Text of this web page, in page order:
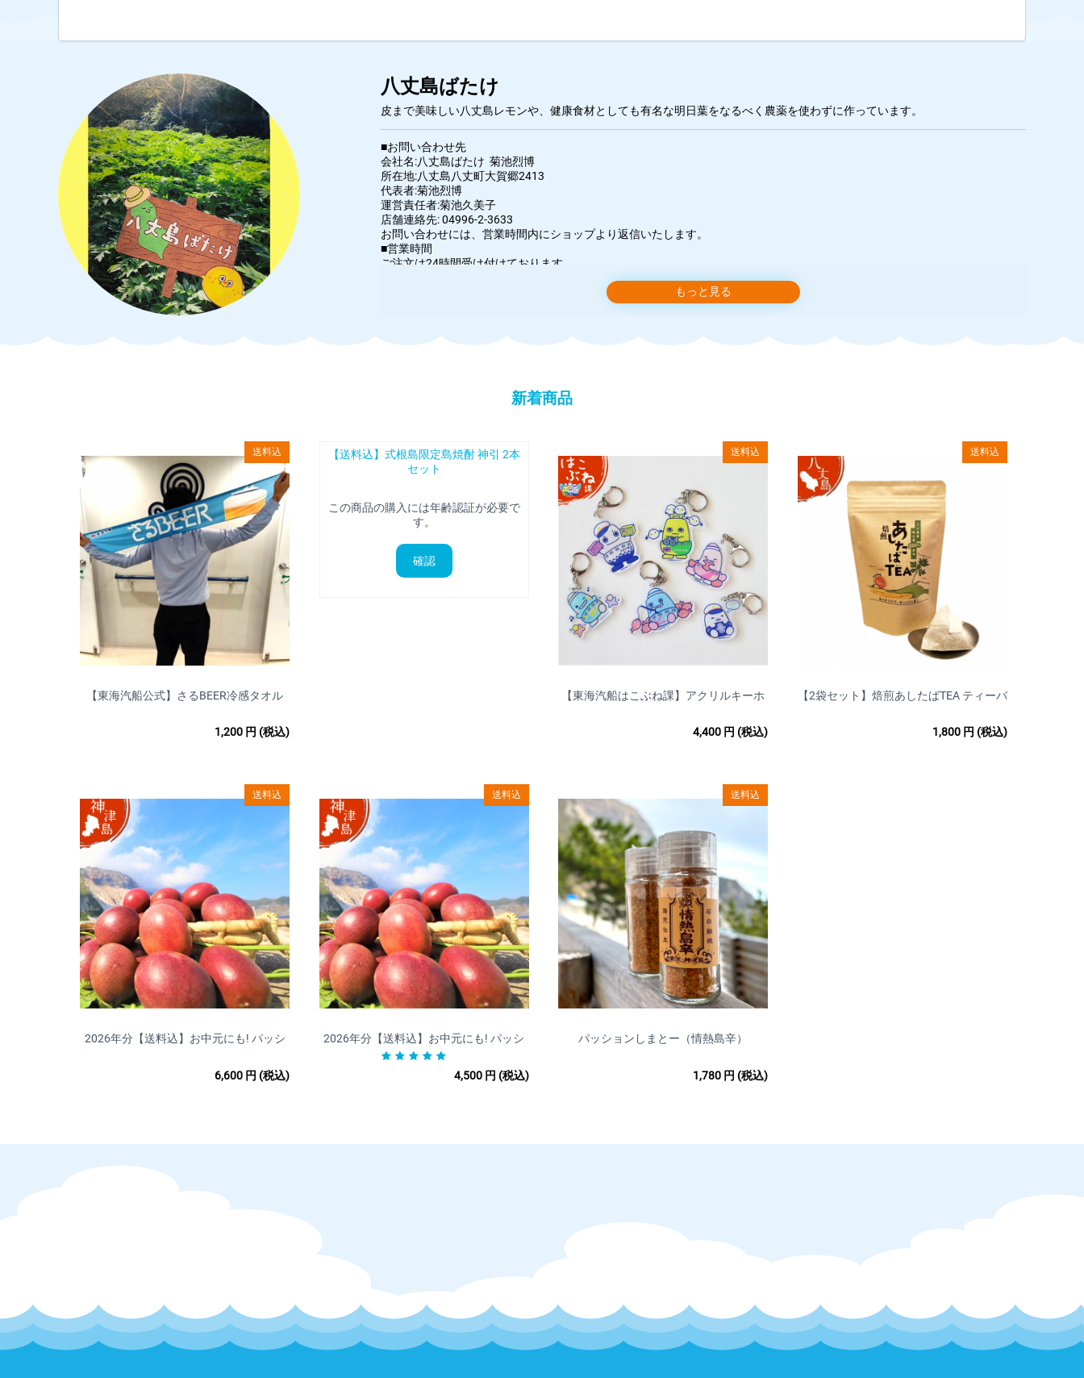
八丈島ばたけ
皮まで美味しい八丈島レモンや、健康食材としても有名な明日葉をなるべく農薬を使わずに作っています。
■お問い合わせ先
会社名:八丈島ばたけ 菊池烈博
所在地:八丈島八丈町大賀郷2413
代表者:菊池烈博
運営責任者:菊池久美子
店舗連絡先: 04996-2-3633
お問い合わせには、営業時間内にショップより返信いたします。
■営業時間
ご注文は24時間受け付けております。
店舗へのお問い合わせは下記の時間帯にお願いいたします。
平日13時～17時 （土休日・祝日・年末年始除く）
折り返しご連絡いたします。
購入手続きの際に画面に表示されます。消費税は内税として表示しております。
また、別途送料がかかる商品もございます。
送料は商品ごとにより異なりますので、商品ページにて個別にご案内いたします。
□業者 ヤマト運輸・日本郵便
※お客様による配送業者の指定はできません。
□商品発送のタイミング
ご注文確認後、３～５営業日内に発送いたします。
□海外配送について
当店は海外への発送を行っていません。
送料は商品により異なります。各商品ページをご覧ください。
※料金は商品購入時に決済されます。
• ご注文の際にお客様の本人確認（電話確認等）をお願いする場合もございます。
■キャンセルや返品・返金について
当店では商品に欠陥がある場合を除き、返品・返金は
行っておりません。
□お客様都合によるキャンセル(商品発送前)
【対応条件】商品発送前であれば、キャンセルを承ります。
【キャンセル方法】マイページの「注文」をクリックいただき、「ショップ管理者に連絡」もしくはメッセージタブよりご連絡
下さい。
【返金方法】クレジットカードの決済は当店にて決済の取消を行います。
詳細についてはご利用のカード会社へお問い合わせください。
発送後の商品について、お客様都合による返品返金・交換は行っておりません。
あらかじめご了承ください。
初期不良など商品に不具合があった場合は下記をご覧ください。
□商品等の不具合による返金
【備考】在庫状況により同一商品の手配が不可能な場合など、交換に応じることができないこともございます。
その際は返金の対応をさせていただきますのでご了承ください。
もっと見る
新着商品
送料込
【東海汽船公式】さるBEER冷感タオル
1,200 円 (税込)
【送料込】式根島限定島焼酎 神引 2本
セット
この商品の購入には年齢認証が必要で
す。
確認
送料込
【東海汽船はこぶね課】アクリルキーホ
4,400 円 (税込)
送料込
【2袋セット】焙煎あしたばTEA ティーバ
1,800 円 (税込)
送料込
2026年分【送料込】お中元にも! パッシ
6,600 円 (税込)
送料込
2026年分【送料込】お中元にも! パッシ
ョンフルーツ1kg
4,500 円 (税込)
送料込
パッションしまとー（情熱島辛）
1,780 円 (税込)